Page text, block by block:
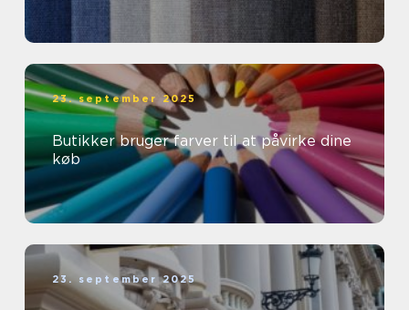
23. september 2025
Butikker bruger farver til at påvirke dine
køb
23. september 2025